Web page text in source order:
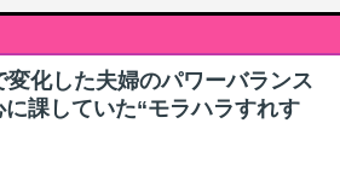
変化した夫婦のパワーバランス
課していた“モラハラすれす